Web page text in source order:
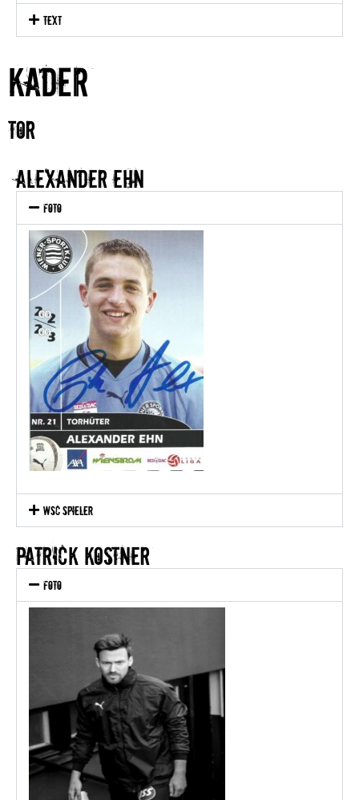
text
KADER
TOR
Alexander EHN
Foto
WSC Spieler
PATRICK KOSTNER
Foto